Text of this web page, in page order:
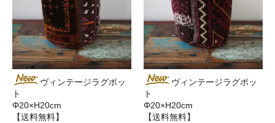
ヴィンテージラグポッ
ト
Φ20×H20cm
【送料無料】
ヴィンテージラグポッ
ト
Φ20×H20cm
【送料無料】